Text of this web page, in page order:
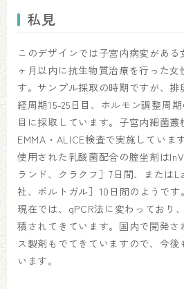
私見
このデザインでは子宮内病変があ
ヶ月以内に抗生物質治療を行った
す。サンプル採取の時期ですが、排
経周期15-25日目、ホルモン調整周
目に採取しています。子宮内細菌
EMMA・ALICE検査で実施しています
使用された乳酸菌配合の腟坐剤は
ランド、クラクフ］7日間、また
社、ポルトガル］10日間のようです。
現在では、qPCR法に変わっており
積されてきています。国内で開発
ス製剤もでてきていますので、今
います。